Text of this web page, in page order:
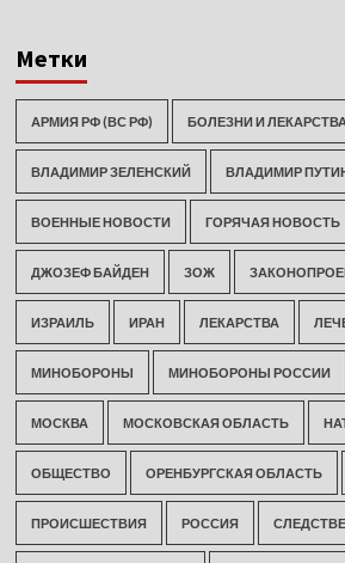
Метки
АРМИЯ РФ (ВС РФ) БОЛЕЗНИ И ЛЕКАРСТВА
ВЛАДИМИР ЗЕЛЕНСКИЙ ВЛАДИМИР
ВОЕННЫЕ НОВОСТИ ГОРЯЧАЯ НОВОСТЬ
ДЖОЗЕФ БАЙДЕН ЗОЖ
ИЗРАИЛЬ ИРАН ЛЕКАРСТВА
МИНОБОРОНЫ МИНОБОРОНЫ РОССИИ
МОСКВА МОСКОВСКАЯ ОБЛАСТЬ
ОБЩЕСТВО ОРЕНБУРГСКАЯ ОБЛАСТЬ
ПРОИСШЕСТВИЯ РОССИЯ